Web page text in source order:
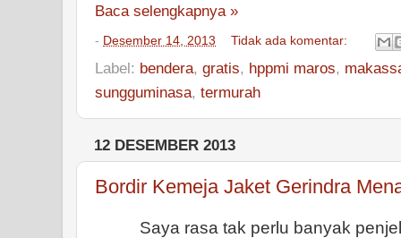
Baca selengkapnya »
- Desember 14, 2013 Tidak ada komentar:
Label: bendera, gratis, hppmi maros,
sungguminasa, termurah
12 DESEMBER 2013
Bordir Kemeja Jaket Gerindra
Saya rasa tak perlu banyak